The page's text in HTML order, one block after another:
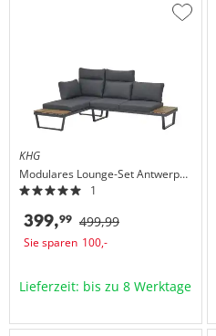
KHG
Modulares Lounge-SetAntwerpen
1
499,99
399,99
100,-
Sie sparen
Zur
Lieferzeit: bis zu 8 Werktage